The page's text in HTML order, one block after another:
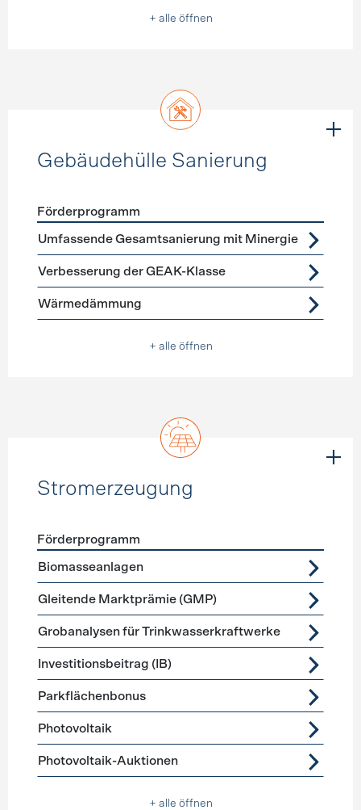
+ alle öffnen
Gebäudehülle Sanierung
Förderprogramme Gebäudehülle Sanierung
Förderprogramm
Umfassende Gesamtsanierung mit Minergie
Verbesserung der GEAK-Klasse
Wärmedämmung
+ alle öffnen
Stromerzeugung
Förderprogramme
Förderprogramm
Biomasseanlagen
Gleitende Marktprämie (GMP)
Grobanalysen für Trinkwasserkraftwerke
Investitionsbeitrag (IB)
Parkflächenbonus
Photovoltaik
Photovoltaik-Auktionen
+ alle öffnen